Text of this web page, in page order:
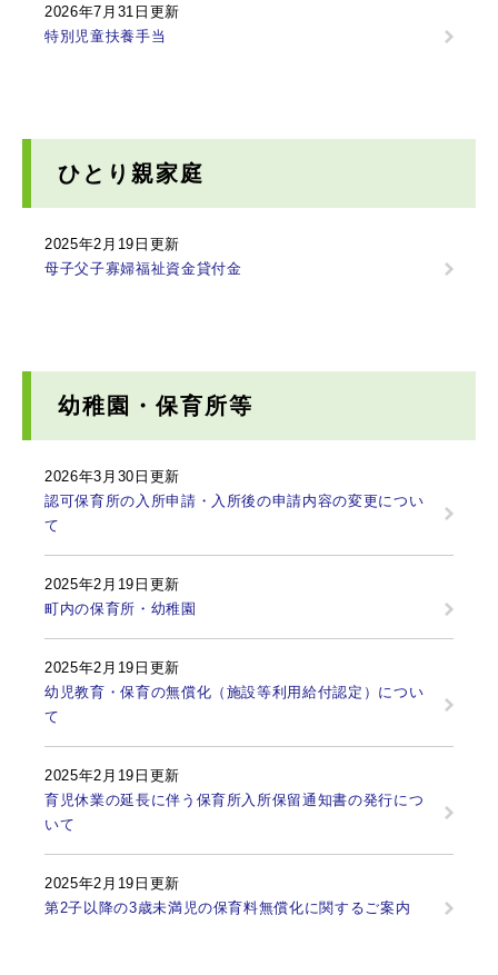
2026年7月31日更新
特別児童扶養手当
ひとり親家庭
2025年2月19日更新
母子父子寡婦福祉資金貸付金
幼稚園・保育所等
2026年3月30日更新
認可保育所の入所申請・入所後の申請内容の変更につい
て
2025年2月19日更新
町内の保育所・幼稚園
2025年2月19日更新
幼児教育・保育の無償化（施設等利用給付認定）につい
て
2025年2月19日更新
育児休業の延長に伴う保育所入所保留通知書の発行につ
いて
2025年2月19日更新
第2子以降の3歳未満児の保育料無償化に関するご案内